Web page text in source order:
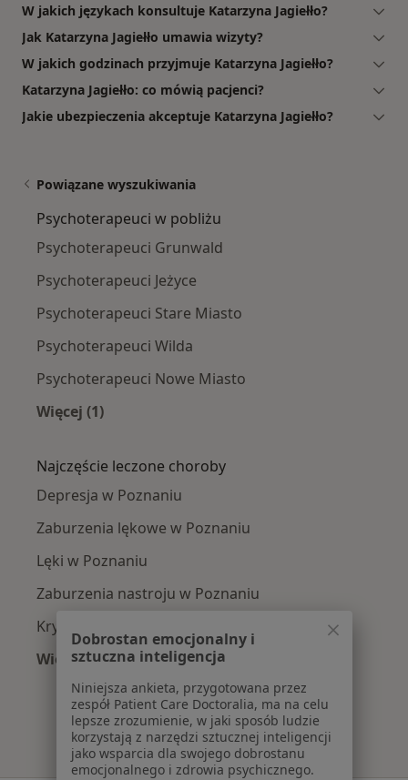
W jakich językach konsultuje Katarzyna Jagiełło?
Jak Katarzyna Jagiełło umawia wizyty?
W jakich godzinach przyjmuje Katarzyna Jagiełło?
Katarzyna Jagiełło: co mówią pacjenci?
Jakie ubezpieczenia akceptuje Katarzyna Jagiełło?
Powiązane wyszukiwania
Psychoterapeuci w pobliżu
Psychoterapeuci Grunwald
Psychoterapeuci Jeżyce
Psychoterapeuci Stare Miasto
Psychoterapeuci Wilda
Psychoterapeuci Nowe Miasto
Więcej (1)
Najczęście leczone choroby
Depresja w Poznaniu
Zaburzenia lękowe w Poznaniu
Lęki w Poznaniu
Zaburzenia nastroju w Poznaniu
Kryzys emocjonalny w Poznaniu
Więcej (15)
Więcej w kategorii: Najczęście leczone
Dobrostan emocjonalny i
sztuczna inteligencja
Niniejsza ankieta, przygotowana przez
zespół Patient Care Doctoralia, ma na celu
lepsze zrozumienie, w jaki sposób ludzie
korzystają z narzędzi sztucznej inteligencji
jako wsparcia dla swojego dobrostanu
emocjonalnego i zdrowia psychicznego.